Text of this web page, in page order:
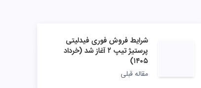
شرایط فروش فوری فیدلیتی
پرستیژ تیپ ۲ آغاز شد (خرداد
۱۴۰۵)
مقاله قبلی